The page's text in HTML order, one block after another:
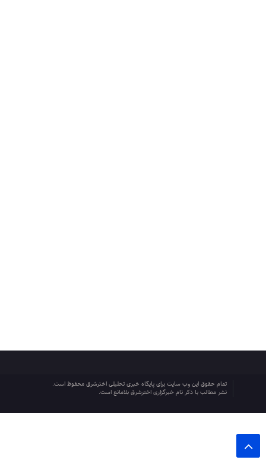
تمام حقوق این وب سایت برای پایگاه خبری تحلیلی اخترشرق محفوظ است.
نشر مطالب با ذکر نام خبرگزاری اخترشرق بلامانع است.